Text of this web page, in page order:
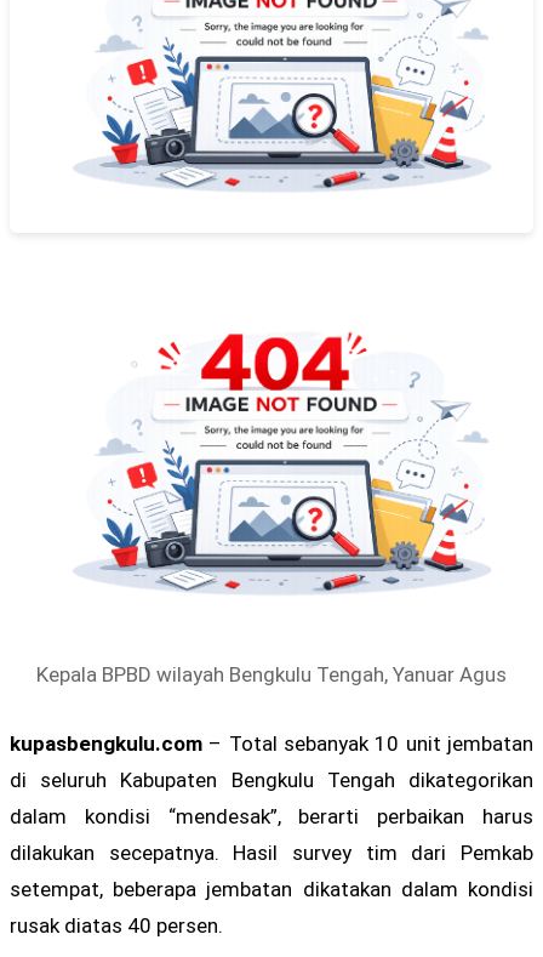
Kepala BPBD wilayah Bengkulu Tengah, Yanuar Agus
kupasbengkulu.com – Total sebanyak 10 unit jembatan
di seluruh Kabupaten Bengkulu Tengah dikategorikan
dalam kondisi “mendesak”, berarti perbaikan harus
dilakukan secepatnya. Hasil survey tim dari Pemkab
setempat, beberapa jembatan dikatakan dalam kondisi
rusak diatas 40 persen.